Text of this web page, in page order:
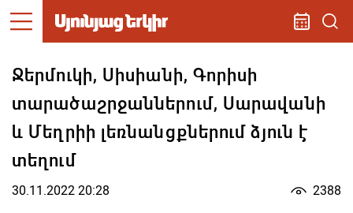
Ջերմուկի, Սիսիանի, Գորիսի
տարածաշրջաններում, Սարավանի
և Մեղրիի լեռնանցքներում ձյուն է
տեղում
30.11.2022 20:28 2388